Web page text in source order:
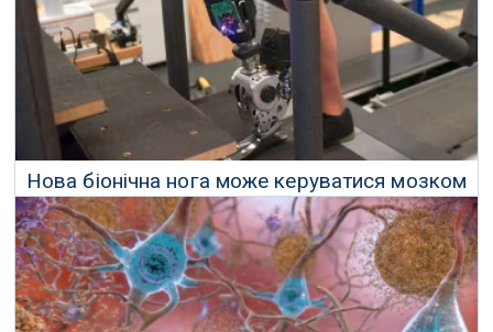
19 Липня 2023 р.
Нова біонічна нога може керуватися мозком
власника
02 Липня 2024 р.